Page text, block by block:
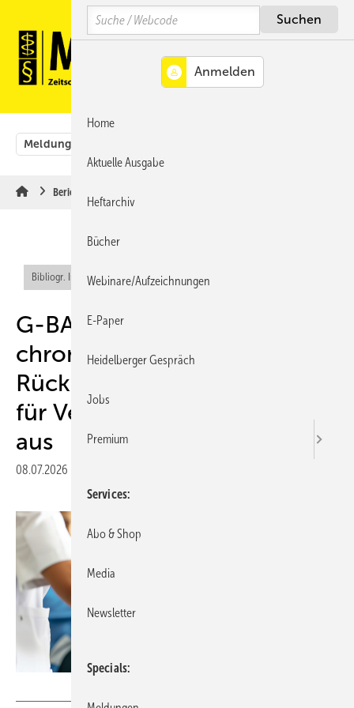
Hauptinhalt
Hauptmenü
SiteSearch
Meldungen
Berichte & Informationen
Bibliogr. Info (RIS)
G-BA aktualisiert DMP zu
chronischem
Rückenschmerz – Angebote
für Versicherte stehen noch
aus
08.07.2026
Search
Home
Aktuelle Ausgabe
Heftarchiv
Bücher
Webinare/Aufzeichnungen
E-Paper
Heidelberger Gespräch
Jobs
Premium
Services
Abo & Shop
Media
Newsletter
Specials